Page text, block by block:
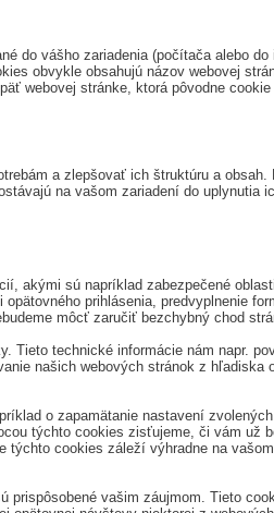
do vášho zariadenia (počítača alebo
obvykle obsahujú názov webovej
webovej stránke, ktorá pôvodne cookie
a zlepšovať ich štruktúru a obsah.
na vašom zariadení do uplynutia
akými sú napríklad zabezpečené
prihlásenia, predvyplnenie
môcť zaručiť bezchybný chod
Tieto technické informácie nám napr.
našich webových stránok z hľadiska
o zapamätanie nastavení
týchto cookies zisťujeme, či vám už
cookies záleží výhradne na
prispôsobené vašim záujmom. Tieto